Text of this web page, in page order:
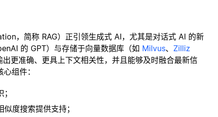
，简称 RAG）正引领生成式 AI，尤其是对话式 AI 的新
的 GPT）与存储于向量数据库（如 Milvus、 Zilliz
更准确、更具上下文相关性，并且能够及时融合最新信
组件：
度搜索提供支持；